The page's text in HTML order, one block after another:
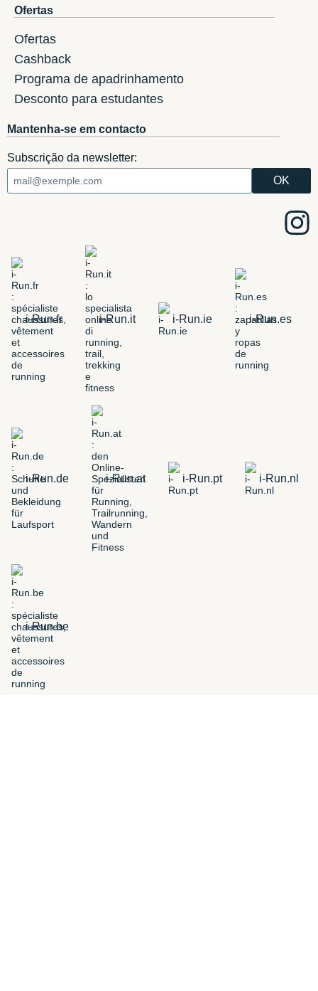
Ofertas
Ofertas
Cashback
Programa de apadrinhamento
Desconto para estudantes
Mantenha-se em contacto
Subscrição da newsletter:
i-Run.fr i-Run.it i-Run.ie i-Run.es
i-Run.de i-Run.at i-Run.pt i-Run.nl
i-Run.be